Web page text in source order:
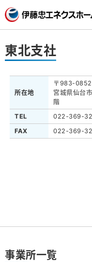
東北支社
所在地
〒983-0852
宮城県仙台
階
TEL
022-369-
FAX
022-369-
事業所一覧